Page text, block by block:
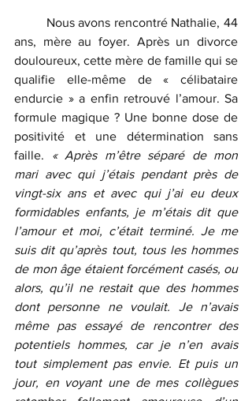
ans, mère au foyer. Après un divorce
douloureux, cette mère de famille qui se
qualifie elle-même de « célibataire
endurcie » a enfin retrouvé l’amour. Sa
formule magique ? Une bonne dose de
positivité et une détermination sans
faille. « Après m’être séparé de mon
mari avec qui j’étais pendant près de
vingt-six ans et avec qui j’ai eu deux
formidables enfants, je m’étais dit que
l’amour et moi, c’était terminé. Je me
suis dit qu’après tout, tous les hommes
de mon âge étaient forcément casés, ou
alors, qu’il ne restait que des hommes
dont personne ne voulait. Je n’avais
même pas essayé de rencontrer des
potentiels hommes, car je n’en avais
tout simplement pas envie. Et puis un
jour, en voyant une de mes collègues